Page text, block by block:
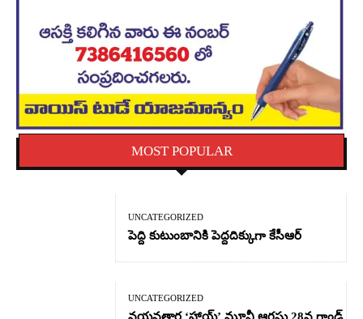
MOST POPULAR
UNCATEGORIZED
పెద్ది కుటుంబానికి పెద్దదిక్కుగా కేసీఆర్
UNCATEGORIZED